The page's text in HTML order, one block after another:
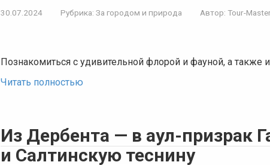
30.07.2024 Рубрика: За городом и природа Автор: Tour-
Познакомиться с удивительной флорой и фауной, а также
Читать полностью
Из Дербента — в аул-призрак
и Салтинскую теснину